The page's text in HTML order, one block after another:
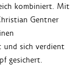
kombiniert. Mit
Gentner
und sich verdient
gesichert.